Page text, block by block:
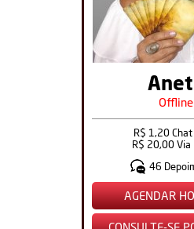
Offline
R$ 1,20 Chat
R$ 20,00 Via
46
AGENDAR